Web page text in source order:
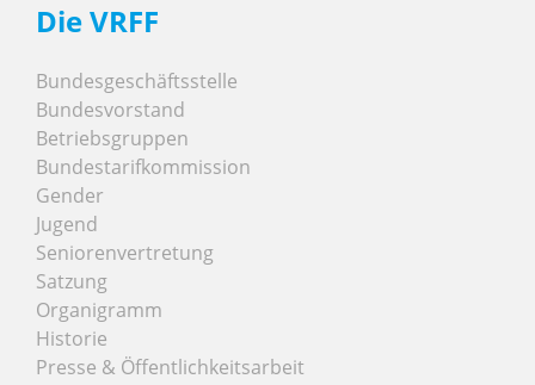
Die VRFF
Bundesgeschäftsstelle
Bundesvorstand
Betriebsgruppen
Bundestarifkommission
Gender
Jugend
Seniorenvertretung
Satzung
Organigramm
Historie
Presse & Öffentlichkeitsarbeit